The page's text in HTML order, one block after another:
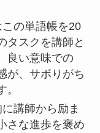
の単語帳を20
タスクを講師と
良い意味での
が、サボりがち
講師から励ま
さな進歩を褒め